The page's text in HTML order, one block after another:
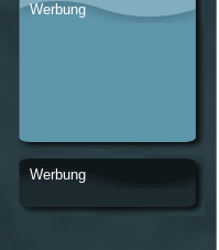
Werbung
Werbung